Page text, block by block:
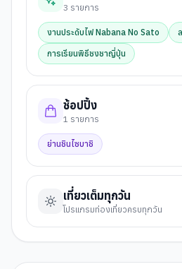
3 รายการ
งานประดับไฟ Nabana No Sato
การเรียนพิธีชงชาญี่ปุ่น
ช้อปปิ้ง
1 รายการ
ย่านชินไซบาชิ
เที่ยวเต็มทุกวัน
โปรแกรมท่องเที่ยวครบทุกวัน